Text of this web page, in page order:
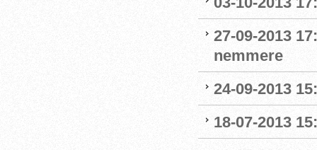
27-09-2013
nemmere
24-09-2013
18-07-2013